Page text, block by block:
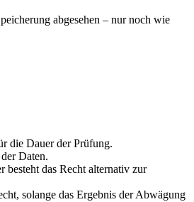
abgesehen – nur noch wie
die Dauer der Prüfung.
Daten.
besteht das Recht alternativ zur
solange das Ergebnis der Abwägung